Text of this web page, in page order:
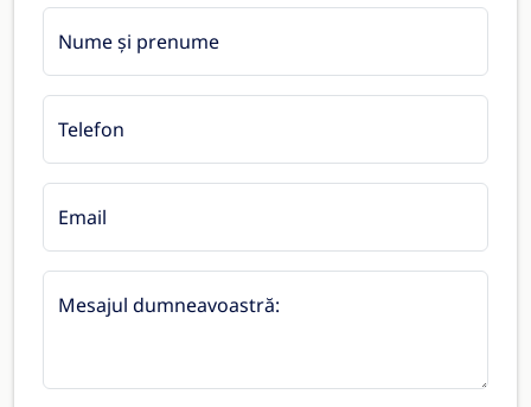
Nume și prenume
Telefon
Email
Mesajul dumneavoastră: